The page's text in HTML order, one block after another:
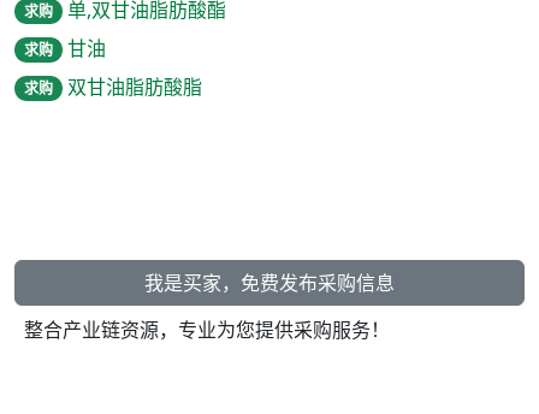
求购 单,双甘油脂肪酸酯
求购 甘油
求购 双甘油脂肪酸脂
我是买家，免费发布采购信息
整合产业链资源，专业为您提供采购服务！